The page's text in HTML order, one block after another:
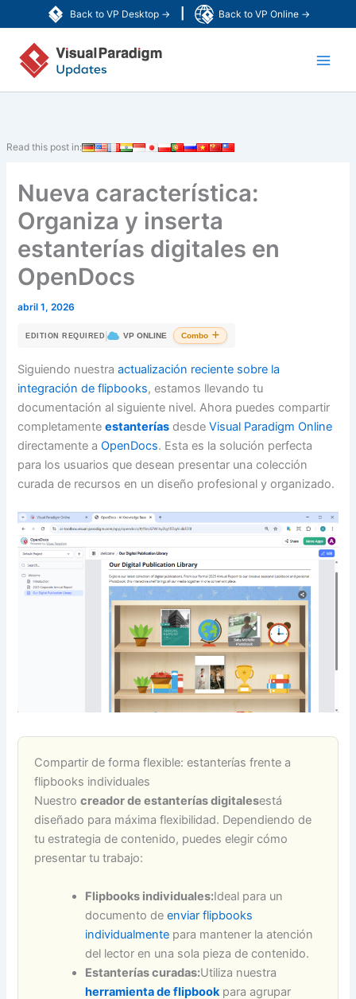
Back to VP Desktop → Back to VP Online →
al
contenido
Read this post in:
Nueva característica:
Organiza y inserta
estanterías digitales en
OpenDocs
abril 1, 2026
EDITION REQUIRED | VP ONLINE Combo
Siguiendo nuestraactualización reciente sobre la
integración de flipbooks, estamos llevando tu
documentación al siguiente nivel. Ahora puedes compartir
completamenteestanterías desdeVisual Paradigm Online
directamente aOpenDocs. Esta es la solución perfecta
para los usuarios que desean presentar una colección
curada de recursos en un diseño profesional y organizado.
Compartir de forma flexible: estanterías frente a
flipbooks individuales
Nuestrocreador de estanterías digitalesestá
diseñado para máxima flexibilidad. Dependiendo de
tu estrategia de contenido, puedes elegir cómo
presentar tu trabajo:
Flipbooks individuales:Ideal para un
documento deenviar flipbooks
individualmente para mantener la atención
del lector en una sola pieza de contenido.
Estanterías curadas:Utiliza nuestra
herramienta de flipbook para agrupar